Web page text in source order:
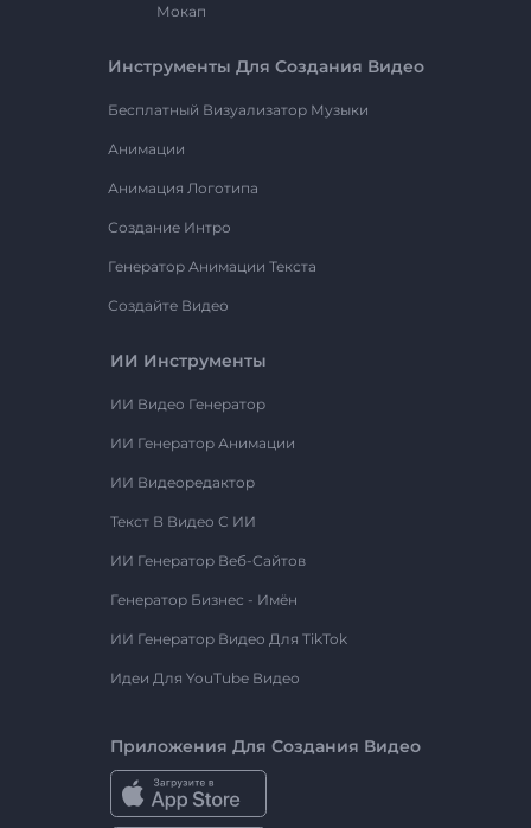
Мокап
Инструменты Для Создания Видео
Бесплатный Визуализатор Музыки
Анимации
Анимация Логотипа
Создание Интро
Генератор Анимации Текста
Создайте Видео
ИИ Инструменты
ИИ Видео Генератор
ИИ Генератор Анимации
ИИ Видеоредактор
Текст В Видео С ИИ
ИИ Генератор Веб-Сайтов
Генератор Бизнес - Имён
ИИ Генератор Видео Для TikTok
Идеи Для YouTube Видео
Приложения Для Создания Видео